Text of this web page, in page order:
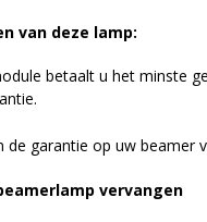
van deze lamp:
betaalt u het minste
de garantie op uw beamer
beamerlamp vervangen